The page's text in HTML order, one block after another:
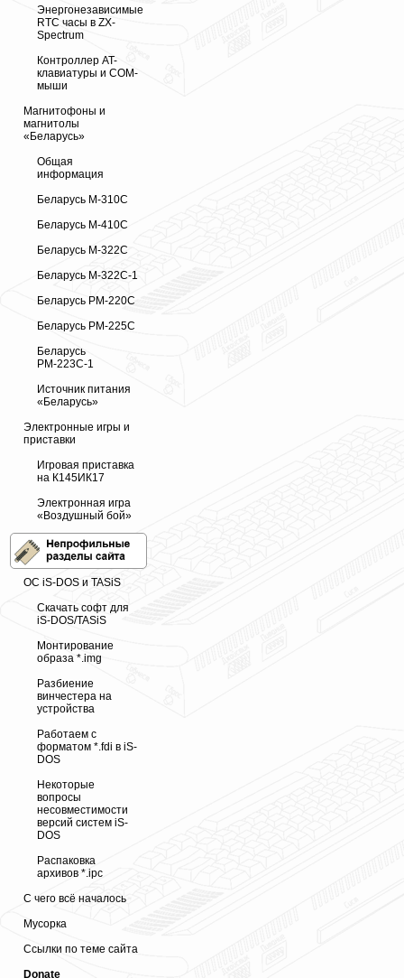
Энергонезависимые
RTC часы в ZX-
Spectrum
Контроллер AT-
клавиатуры и COM-
мыши
Магнитофоны и
магнитолы
«Беларусь»
Общая
информация
Беларусь М-310С
Беларусь М-410С
Беларусь М-322С
Беларусь М-322С-1
Беларусь РМ-220С
Беларусь РМ-225С
Беларусь
РМ-223С-1
Источник питания
«Беларусь»
Электронные игры и
приставки
Игровая приставка
на К145ИК17
Электронная игра
«Воздушный бой»
ОС iS-DOS и TASiS
Скачать софт для
iS-DOS/TASiS
Монтирование
образа *.img
Разбиение
винчестера на
устройства
Работаем с
форматом *.fdi в iS-
DOS
Некоторые
вопросы
несовместимости
версий систем iS-
DOS
Распаковка
архивов *.ipc
С чего всё началось
Мусорка
Ссылки по теме сайта
Donate